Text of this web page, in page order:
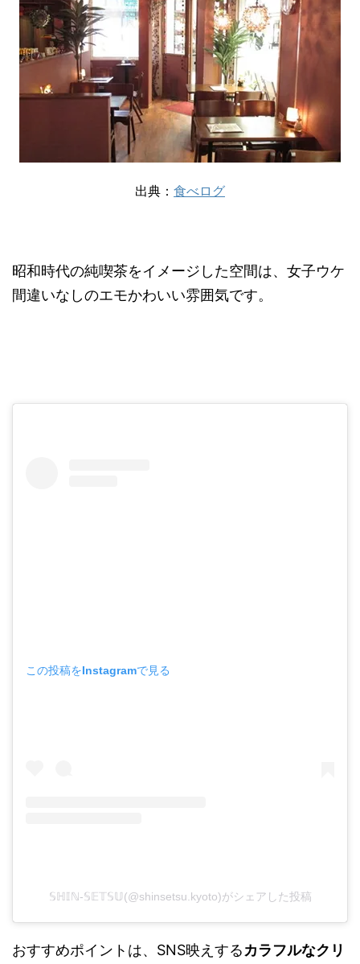
出典： 食べログ
昭和時代の純喫茶をイメージした空間は、女子ウケ
間違いなしのエモかわいい雰囲気です。
この投稿をInstagramで見る
𝕊ℍ𝕀ℕ-𝕊𝔼𝕋𝕊𝕌(@shinsetsu.kyoto)がシェアした投稿
おすすめポイントは、SNS映えするカラフルなクリ